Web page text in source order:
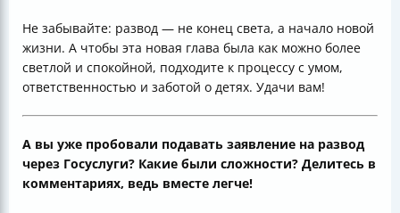
Не забывайте: развод — не конец света, а начало новой
жизни. А чтобы эта новая глава была как можно более
светлой и спокойной, подходите к процессу с умом,
ответственностью и заботой о детях. Удачи вам!
А вы уже пробовали подавать заявление на развод
через Госуслуги? Какие были сложности? Делитесь в
комментариях, ведь вместе легче!